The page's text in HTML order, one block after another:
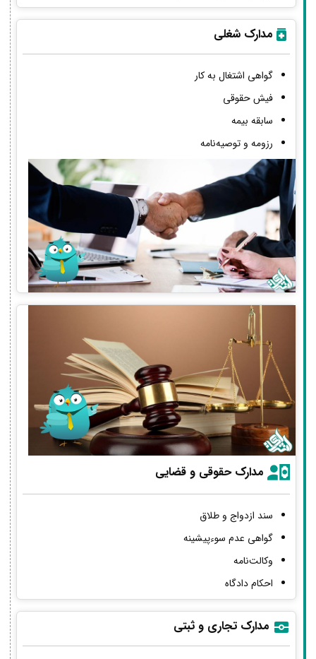
مدارک شغلی
گواهی اشتغال به کار
فیش حقوقی
سابقه بیمه
رزومه و توصیه‌نامه
مدارک حقوقی و قضایی
سند ازدواج و طلاق
گواهی عدم سوءپیشینه
وکالت‌نامه
احکام دادگاه
مدارک تجاری و ثبتی